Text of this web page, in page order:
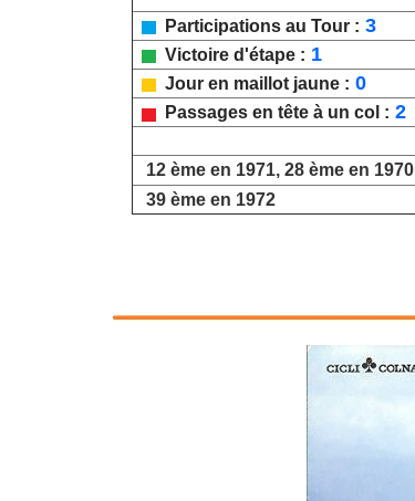
Participations au Tour : 3
Victoire d'étape : 1
Jour en maillot jaune : 0
Passages en tête à un col : 2
12 ème en 1971, 28 ème en 1970
39 ème en 1972